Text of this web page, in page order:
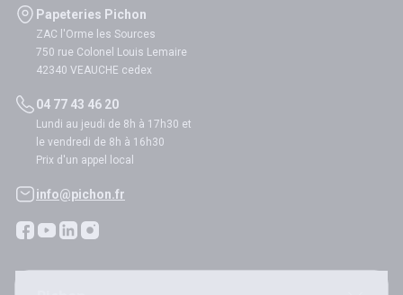
Papeteries Pichon
ZAC l'Orme les Sources
750 rue Colonel Louis Lemaire
42340 VEAUCHE cedex
04 77 43 46 20
Lundi au jeudi de 8h à 17h30 et
le vendredi de 8h à 16h30
Prix d'un appel local
info@pichon.fr